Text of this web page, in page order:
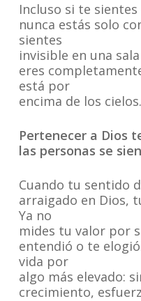
Incluso si te
nunca estás solo
sientes
invisible en una
eres
está por
encima de los cielos.
Pertenecer a Dios
las personas se
Cuando tu sentido
arraigado en Dios,
Ya no
mides tu valor por
entendió o te
vida por
algo más elevado:
crecimiento,